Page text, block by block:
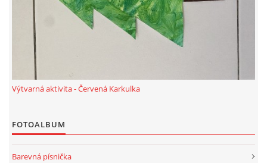
PÍSNĚ K TÉMATU LÉTO
BÁSNĚ K TÉMATU LÉTO
Výtvarná aktivita - Červená Karkulka
FOTOALBUM
Barevná písnička